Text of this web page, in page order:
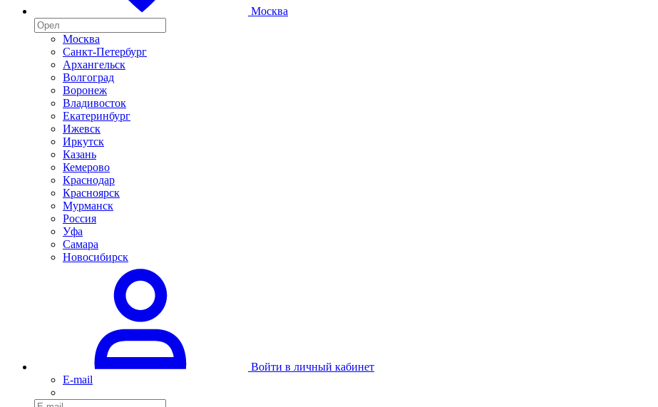
Москва
Москва
Санкт-Петербург
Архангельск
Волгоград
Воронеж
Владивосток
Екатеринбург
Ижевск
Иркутск
Казань
Кемерово
Краснодар
Красноярск
Мурманск
Россия
Уфа
Самара
Новосибирск
Войти в личный кабинет
E-mail